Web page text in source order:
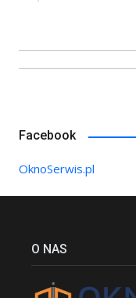
Facebook
OknoSerwis.pl
O NAS